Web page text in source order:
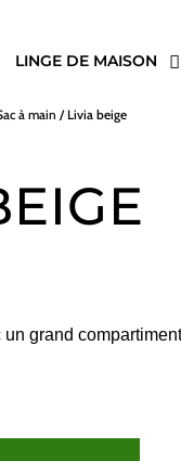
LINGE DE MAISON
à main / Livia beige
grand